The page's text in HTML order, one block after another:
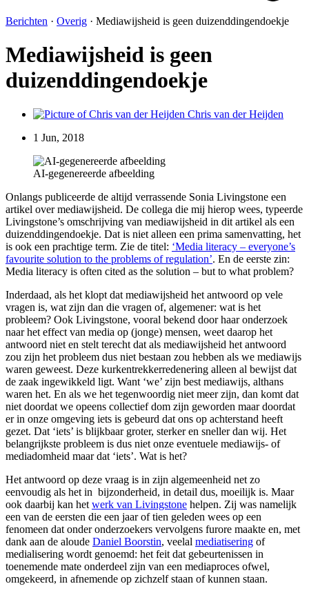
Berichten · Overig · Mediawijsheid is geen duizenddingendoekje
Mediawijsheid is geen
duizenddingendoekje
Chris van der Heijden
1 Jun, 2018
AI-gegenereerde afbeelding
Onlangs publiceerde de altijd verrassende Sonia Livingstone een
artikel over mediawijsheid. De collega die mij hierop wees, typeerde
Livingstone’s omschrijving van mediawijsheid in dit artikel als een
duizenddingendoekje. Dat is niet alleen een prima samenvatting, het
is ook een prachtige term. Zie de titel: ‘Media literacy – everyone’s
favourite solution to the problems of regulation’. En de eerste zin:
Media literacy is often cited as the solution – but to what problem?
Inderdaad, als het klopt dat mediawijsheid het antwoord op vele
vragen is, wat zijn dan die vragen of, algemener: wat is het
probleem? Ook Livingstone, vooral bekend door haar onderzoek
naar het effect van media op (jonge) mensen, weet daarop het
antwoord niet en stelt terecht dat als mediawijsheid het antwoord
zou zijn het probleem dus niet bestaan zou hebben als we mediawijs
waren geweest. Deze kurkentrekkerredenering alleen al bewijst dat
de zaak ingewikkeld ligt. Want ‘we’ zijn best mediawijs, althans
waren het. En als we het tegenwoordig niet meer zijn, dan komt dat
niet doordat we opeens collectief dom zijn geworden maar doordat
er in onze omgeving iets is gebeurd dat ons op achterstand heeft
gezet. Dat ‘iets’ is blijkbaar groter, sterker en sneller dan wij. Het
belangrijkste probleem is dus niet onze eventuele mediawijs- of
mediadomheid maar dat ‘iets’. Wat is het?
Het antwoord op deze vraag is in zijn algemeenheid net zo
eenvoudig als het in bijzonderheid, in detail dus, moeilijk is. Maar
ook daarbij kan het werk van Livingstone helpen. Zij was namelijk
een van de eersten die een jaar of tien geleden wees op een
fenomeen dat onder onderzoekers vervolgens furore maakte en, met
dank aan de aloude Daniel Boorstin, veelal mediatisering of
medialisering wordt genoemd: het feit dat gebeurtenissen in
toenemende mate onderdeel zijn van een mediaproces ofwel,
omgekeerd, in afnemende op zichzelf staan of kunnen staan.